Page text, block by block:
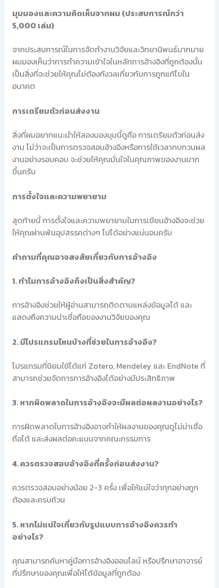
มุมมองและความคิดเห็นจากผม (ประสบการณ์กว่า
5,000 เล่ม)
จากประสบการณ์ในการจัดทำงานวิจัยและวิทยานิพนธ์มากมาย
ผมมองเห็นว่าการทำความเข้าใจในหลักการอ้างอิงที่ถูกต้องนั้น
เป็นสิ่งที่จะช่วยให้คุณไม่ต้องกังวลเกี่ยวกับการถูกแก้ไขใน
อนาคต
การเตรียมตัวก่อนส่งงาน
สิ่งที่ผมอยากแนะนำให้ลองมองมุมนี้ดูคือ การเตรียมตัวก่อนส่ง
งาน ไม่ว่าจะเป็นการตรวจสอบอ้างอิงหรือการใช้เวลาทบทวนผล
งานอย่างรอบคอบ จะช่วยให้คุณมั่นใจในคุณภาพของงานมาก
ขึ้นครับ
การตั้งใจและความพยายาม
สุดท้ายนี้ การตั้งใจและความพยายามในการเขียนอ้างอิงจะช่วย
ให้คุณผ่านพ้นอุปสรรคต่างๆ ไปได้อย่างแน่นอนครับ
คำถามที่คุณอาจสงสัยเกี่ยวกับการอ้างอิง
1. ทำไมการอ้างอิงถึงเป็นสิ่งสำคัญ?
การอ้างอิงช่วยให้ผู้อ่านสามารถติดตามแหล่งข้อมูลได้ และ
แสดงถึงความน่าเชื่อถือของงานวิจัยของคุณ
2. มีโปรแกรมไหนบ้างที่ช่วยในการอ้างอิง?
โปรแกรมที่นิยมใช้ได้แก่ Zotero, Mendeley และ EndNote ที่
สามารถช่วยจัดการการอ้างอิงได้อย่างมีประสิทธิภาพ
3. หากผิดพลาดในการอ้างอิงจะมีผลต่อผลงานอย่างไร?
การผิดพลาดในการอ้างอิงอาจทำให้ผลงานของคุณดูไม่น่าเชื่อ
ถือได้ และส่งผลต่อคะแนนจากคณะกรรมการ
4. ควรตรวจสอบอ้างอิงกี่ครั้งก่อนส่งงาน?
ควรตรวจสอบอย่างน้อย 2-3 ครั้ง เพื่อให้แน่ใจว่าทุกอย่างถูก
ต้องและครบถ้วน
5. หากไม่แน่ใจเกี่ยวกับรูปแบบการอ้างอิงควรทำ
อย่างไร?
คุณสามารถค้นหาคู่มือการอ้างอิงออนไลน์ หรือปรึกษาอาจารย์
ที่ปรึกษาของคุณเพื่อให้ได้ข้อมูลที่ถูกต้อง